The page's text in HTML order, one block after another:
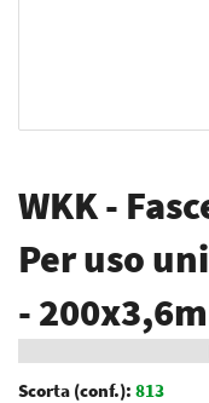
all'inizio
della
galleria
immagini
WKK -
Per uso
-
Scorta (conf.): 813